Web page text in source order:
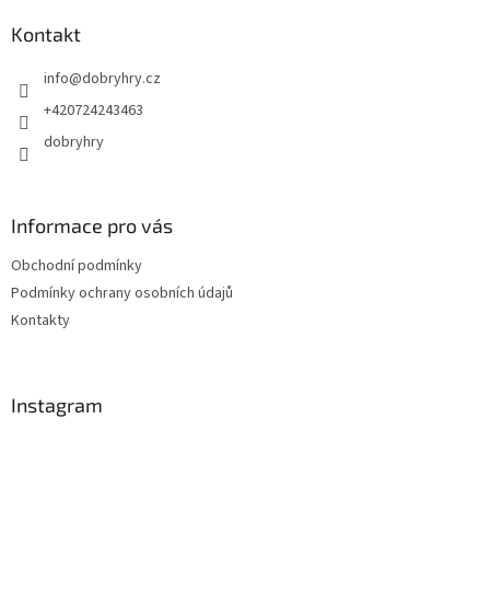
Kontakt
info@dobryhry.cz
+420724243463
dobryhry
Informace pro vás
Obchodní podmínky
Podmínky ochrany osobních údajů
Kontakty
Instagram